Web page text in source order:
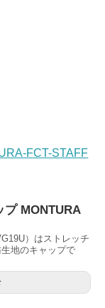
FCT-STAFF
プ MONTURA
）はストレッチ
地のキャップで